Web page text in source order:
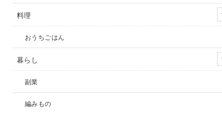
料理
おうちごはん
暮らし
副業
編みもの